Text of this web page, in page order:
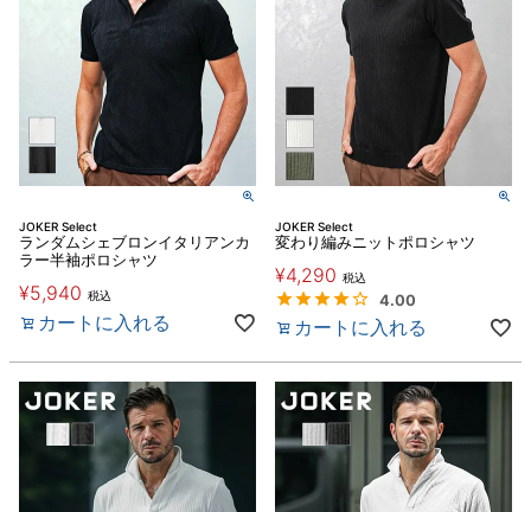
JOKER Select
ランダムシェブロンイタリアンカ
ラー半袖ポロシャツ
¥5,940 税込
カートに入れる
JOKER Select
変わり編みニットポロシャツ
¥4,290 税込
4.00
カートに入れる